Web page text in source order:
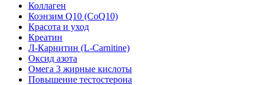
Коллаген
Коэнзим Q10 (CoQ10)
Красота и уход
Креатин
Л-Карнитин (L-Сarnitine)
Оксид азота
Омега 3 жирные кислоты
Повышение тестостерона